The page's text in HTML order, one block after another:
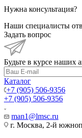
Нужна консультация?
Наши специалисты
Задать вопрос
Будьте в курсе наших
Каталог
+7 (905) 506-9356
+7 (905) 506-9356
man1@lmsc.ru
г. Москва, 2-й